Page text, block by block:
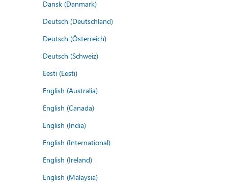
Dansk (Danmark)
Deutsch (Deutschland)
Deutsch (Österreich)
Deutsch (Schweiz)
Eesti (Eesti)
English (Australia)
English (Canada)
English (India)
English (International)
English (Ireland)
English (Malaysia)